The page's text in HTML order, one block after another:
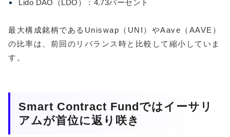
Lido DAO（LDO）：4.73パーセント
最大構成銘柄であるUniswap（UNI）やAave（AAVE）
の比率は、前回のリバランス時と比較して縮小していま
す。
Smart Contract Fundではイーサリ
アムが首位に返り咲き